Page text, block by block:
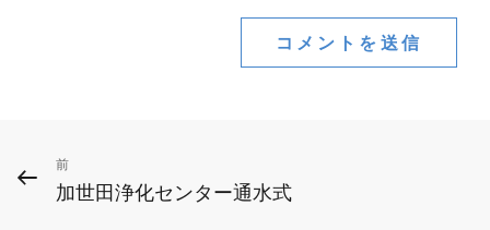
投
稿
前
の
前
加世田浄化センター通水式